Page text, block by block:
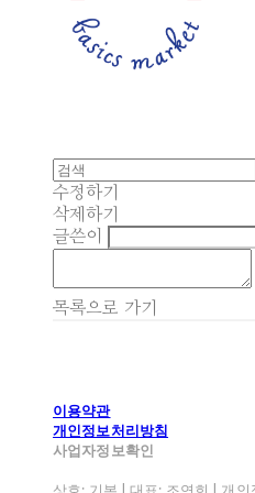
수정하기
삭제하기
글쓴이
목록으로 가기
이용약관
개인정보처리방침
사업자정보확인